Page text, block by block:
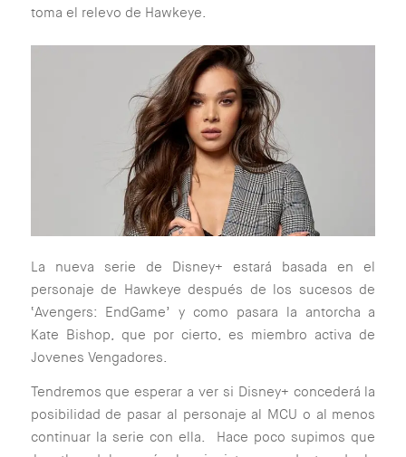
toma el relevo de Hawkeye.
La nueva serie de Disney+ estará basada en el
personaje de Hawkeye después de los sucesos de
‘Avengers: EndGame’ y como pasara la antorcha a
Kate Bishop, que por cierto, es miembro activa de
Jovenes Vengadores.
Tendremos que esperar a ver si Disney+ concederá la
posibilidad de pasar al personaje al MCU o al menos
continuar la serie con ella. Hace poco supimos que